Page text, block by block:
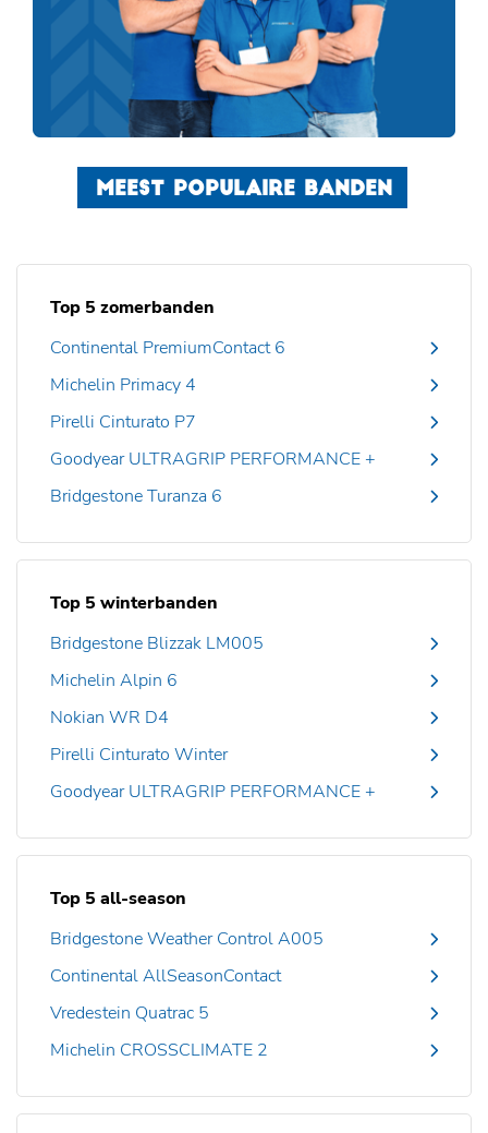
MEEST POPULAIRE BANDEN
Top 5 zomerbanden
Continental PremiumContact 6
Michelin Primacy 4
Pirelli Cinturato P7
Goodyear ULTRAGRIP PERFORMANCE +
Bridgestone Turanza 6
Top 5 winterbanden
Bridgestone Blizzak LM005
Michelin Alpin 6
Nokian WR D4
Pirelli Cinturato Winter
Goodyear ULTRAGRIP PERFORMANCE +
Top 5 all-season
Bridgestone Weather Control A005
Continental AllSeasonContact
Vredestein Quatrac 5
Michelin CROSSCLIMATE 2